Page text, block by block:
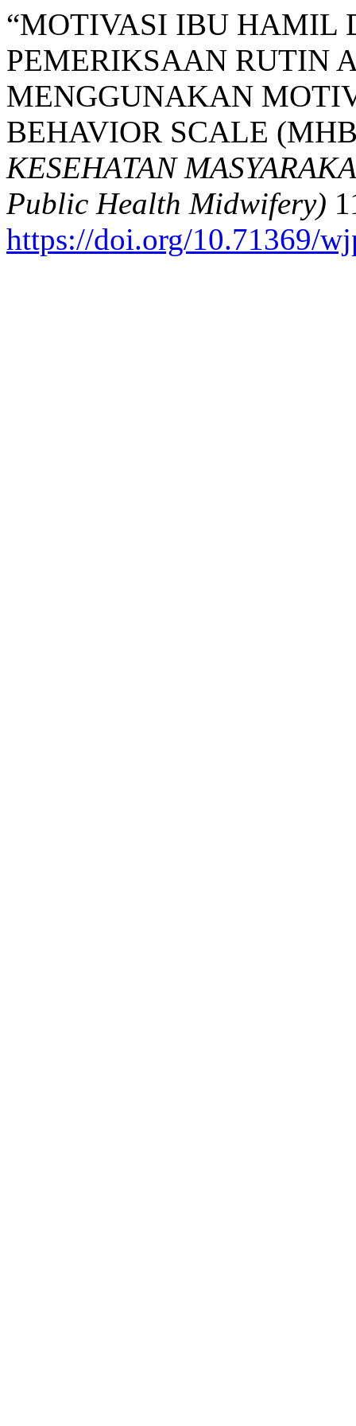
“MOTIVASI IBU
PEMERIKSAAN RUTIN
MENGGUNAKAN
BEHAVIOR SCALE
KESEHATAN
Public Health Midwifery)
https://doi.org/10.71369/